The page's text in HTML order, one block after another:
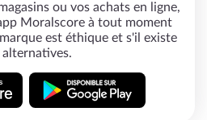
ou vos achats en ligne,
Moralscore à tout moment
est éthique et s'il existe
alternatives.